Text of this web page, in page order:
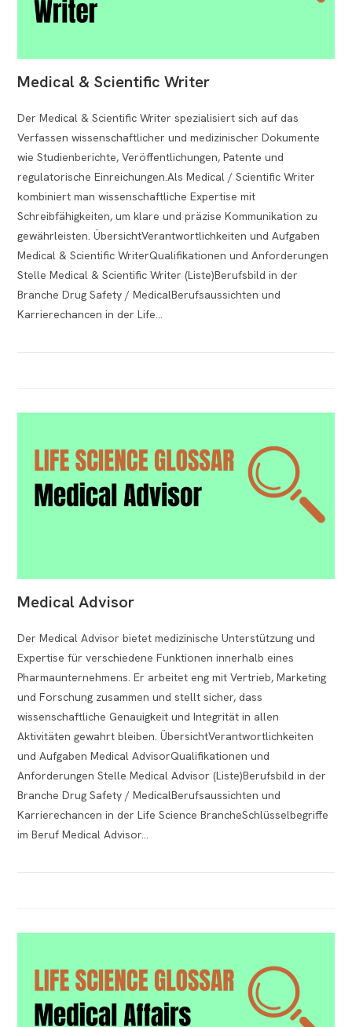
Medical & Scientific Writer
Der Medical & Scientific Writer spezialisiert sich auf das
Verfassen wissenschaftlicher und medizinischer Dokumente
wie Studienberichte, Veröffentlichungen, Patente und
regulatorische Einreichungen.Als Medical / Scientific Writer
kombiniert man wissenschaftliche Expertise mit
Schreibfähigkeiten, um klare und präzise Kommunikation zu
gewährleisten. ÜbersichtVerantwortlichkeiten und Aufgaben
Medical & Scientific WriterQualifikationen und Anforderungen
Stelle Medical & Scientific Writer (Liste)Berufsbild in der
Branche Drug Safety / MedicalBerufsaussichten und
Karrierechancen in der Life…
Medical Advisor
Der Medical Advisor bietet medizinische Unterstützung und
Expertise für verschiedene Funktionen innerhalb eines
Pharmaunternehmens. Er arbeitet eng mit Vertrieb, Marketing
und Forschung zusammen und stellt sicher, dass
wissenschaftliche Genauigkeit und Integrität in allen
Aktivitäten gewahrt bleiben. ÜbersichtVerantwortlichkeiten
und Aufgaben Medical AdvisorQualifikationen und
Anforderungen Stelle Medical Advisor (Liste)Berufsbild in der
Branche Drug Safety / MedicalBerufsaussichten und
Karrierechancen in der Life Science BrancheSchlüsselbegriffe
im Beruf Medical Advisor…